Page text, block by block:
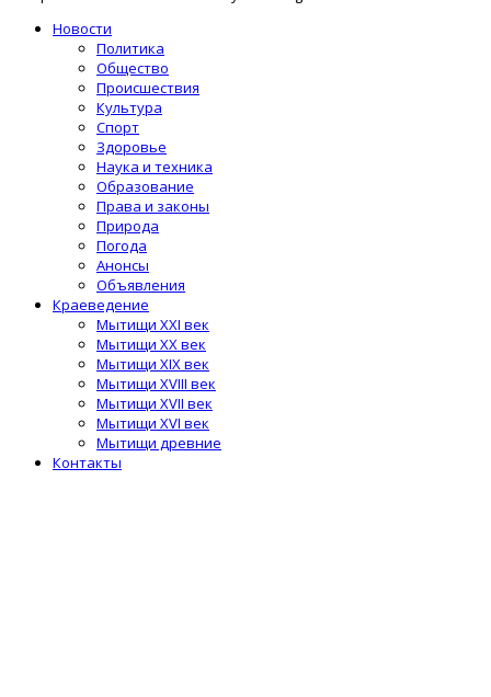
Новости
Политика
Общество
Происшествия
Культура
Спорт
Здоровье
Наука и техника
Образование
Права и законы
Природа
Погода
Анонсы
Объявления
Краеведение
Мытищи XXI век
Мытищи XX век
Мытищи XIX век
Мытищи XVIII век
Мытищи XVII век
Мытищи XVI век
Мытищи древние
Контакты